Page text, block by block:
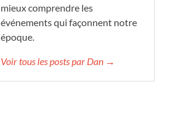
mieux comprendre les
événements qui façonnent notre
époque.
Voir tous les posts par Dan →